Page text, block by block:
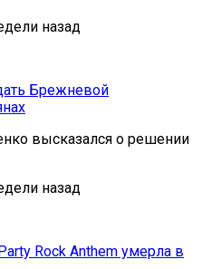
назад
Брежневой
высказался о решении
назад
Rock Anthem умерла в